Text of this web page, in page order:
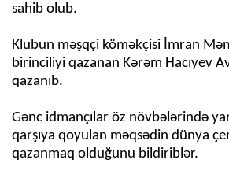
sahib olub.
Klubun məşqçi köməkçisi İmran
birinciliyi qazanan Kərəm Hacıyev
qazanıb.
Gənc idmançılar öz növbələrində
qarşıya qoyulan məqsədin dünya
qazanmaq olduğunu bildiriblər.